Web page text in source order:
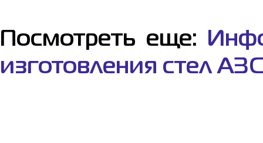
Посмотреть еще:
изготовления стел